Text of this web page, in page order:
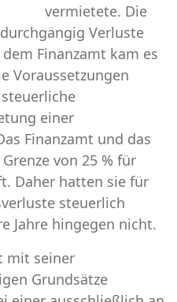
vermietete. Die
Verluste
Finanzamt kam es
Voraussetzungen
einer
Finanzamt und das
von 25 % für
Daher hatten sie für
steuerlich
Jahre hingegen nicht.
mit seiner
Grundsätze